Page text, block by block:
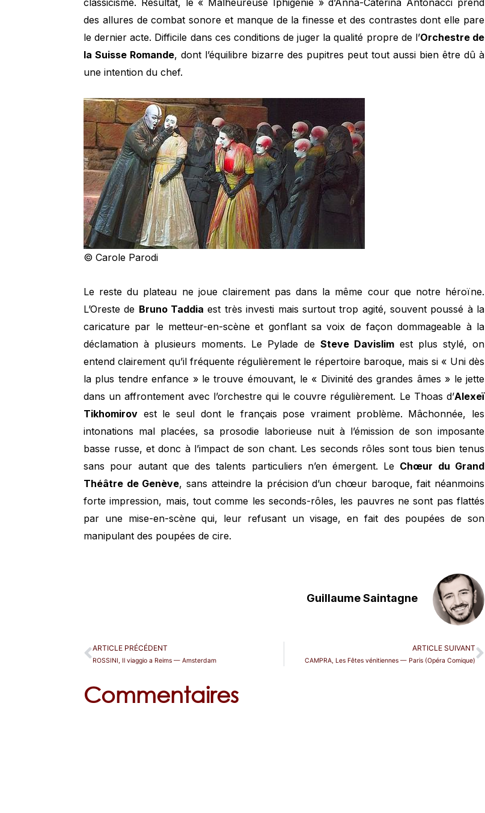
classicisme. Résultat, le « Malheureuse Iphigénie » d’Anna-Caterina Antonacci prend
des allures de combat sonore et manque de la finesse et des contrastes dont elle pare
le dernier acte. Difficile dans ces conditions de juger la qualité propre de l’Orchestre de
la Suisse Romande, dont l’équilibre bizarre des pupitres peut tout aussi bien être dû à
une intention du chef.
© Carole Parodi
Le reste du plateau ne joue clairement pas dans la même cour que notre héroïne.
L’Oreste de Bruno Taddia est très investi mais surtout trop agité, souvent poussé à la
caricature par le metteur-en-scène et gonflant sa voix de façon dommageable à la
déclamation à plusieurs moments. Le Pylade de Steve Davislimest plus stylé, on
entend clairement qu’il fréquente régulièrement le répertoire baroque, mais si « Uni dès
la plus tendre enfance » le trouve émouvant, le « Divinité des grandes âmes » le jette
dans un affrontement avec l’orchestre qui le couvre régulièrement. Le Thoas d’Alexeï
Tikhomirov est le seul dont le français pose vraiment problème. Mâchonnée, les
intonations mal placées, sa prosodie laborieuse nuit à l’émission de son imposante
basse russe, et donc à l’impact de son chant. Les seconds rôles sont tous bien tenus
sans pour autant que des talents particuliers n’en émergent. Le Chœur du Grand
Théâtre de Genève, sans atteindre la précision d’un chœur baroque, fait néanmoins
forte impression, mais, tout comme les seconds-rôles, les pauvres ne sont pas flattés
par une mise-en-scène qui, leur refusant un visage, en fait des poupées de son
manipulant des poupées de cire.
Guillaume Saintagne
ARTICLE PRÉCÉDENT
ROSSINI, Il viaggio a Reims — Amsterdam
ARTICLE SUIVANT
CAMPRA, Les Fêtes vénitiennes — Paris (Opéra Comique)
Commentaires